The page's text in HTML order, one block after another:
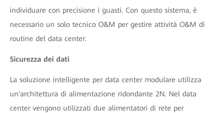
individuare con precisione i guasti. Con questo sistema, è
necessario un solo tecnico O&M per gestire attività O&M di
routine del data center.
Sicurezza dei dati
La soluzione intelligente per data center modulare utilizza
un'architettura di alimentazione ridondante 2N. Nel data
center vengono utilizzati due alimentatori di rete per